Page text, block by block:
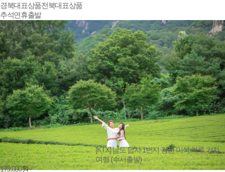
경북대표상품전북대표상품
추석연휴출발
#맛기행 #남도여행 #인솔자동행
[KTX] 남도 답사 1번지 강진 미식 하루 기차
여행 (수서출발)
179,000원~